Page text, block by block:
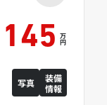
145 万
円
写真
装備
情報